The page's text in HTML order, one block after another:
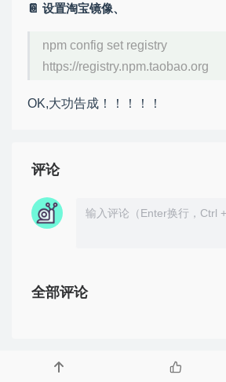
设置淘宝镜像、
npm config set registry
https://registry.npm.taobao.org
OK,大功告成！！！！！
评论
全部评论